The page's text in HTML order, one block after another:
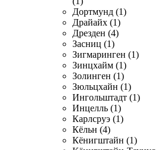
Дортмунд (1)
Драйайх (1)
Дрезден (4)
Засниц (1)
Зигмаринген (1)
Зинцхайм (1)
Золинген (1)
Зюльцхайн (1)
Ингольштадт (1)
Инцелль (1)
Карлсруэ (1)
Кёльн (4)
Кёнигштайн (1)